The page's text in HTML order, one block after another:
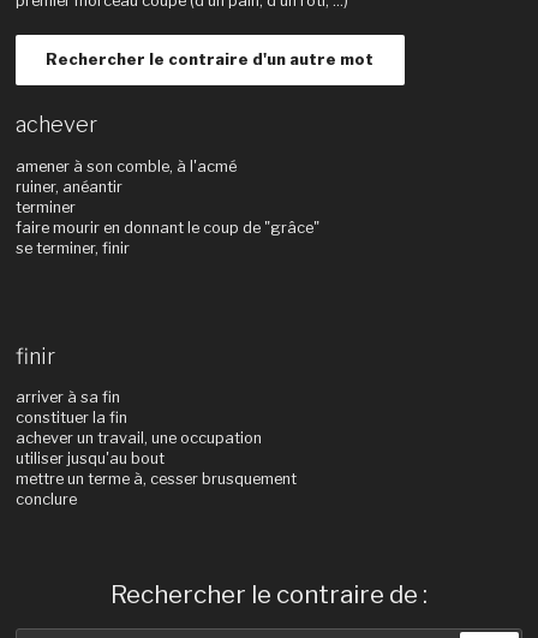
Rechercher le contraire d'un autre mot
achever
amener à son comble, à l'acmé
ruiner, anéantir
terminer
faire mourir en donnant le coup de "grâce"
se terminer, finir
finir
arriver à sa fin
constituer la fin
achever un travail, une occupation
utiliser jusqu'au bout
mettre un terme à, cesser brusquement
conclure
Rechercher le contraire de :